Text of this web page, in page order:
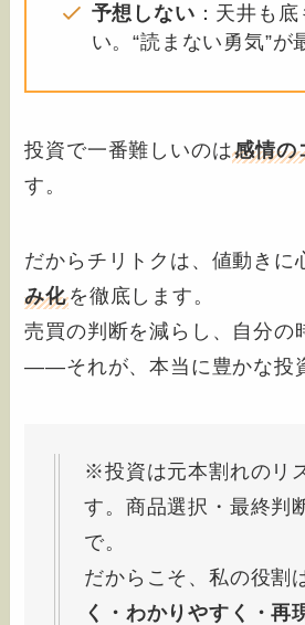
予想しない ：天井も
い。“読まない勇気”が
投資で一番難しいのは感情の
す。
だからチリトクは、値動きに
み化を徹底します。
売買の判断を減らし、自分の
――それが、本当に豊かな投
※投資は元本割れのリ
す。商品選択・最終判
で。
だからこそ、私の役割
く・わかりやすく・再